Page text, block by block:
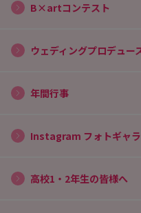
B×artコンテスト
ウェディングプロデュー
年間行事
Instagram フォトギャ
高校1・2年生の皆様へ